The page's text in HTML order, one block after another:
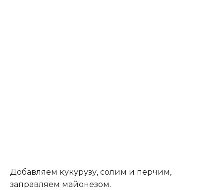
Добавляем кукурузу, солим и перчим,
заправляем майонезом.